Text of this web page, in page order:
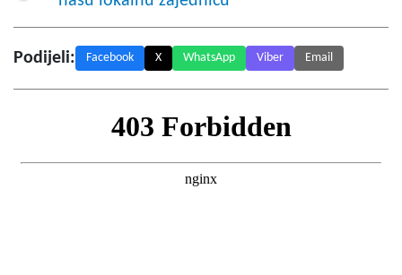
Podijeli: Facebook X WhatsApp Viber Email